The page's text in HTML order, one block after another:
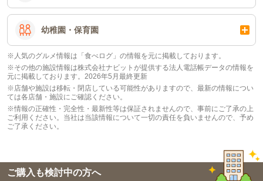
幼稚園・保育園
※人気のグルメ情報は「食べログ」の情報を元に掲載しております。
※その他の施設情報は株式会社ナビットが提供する法人電話帳データの情報を
元に掲載しております。2026年5月最終更新
※店舗や施設は移転・閉店している可能性がありますので、最新の情報につい
ては各店舗・施設にご確認ください。
※情報の正確性・完全性・最新性等は保証されませんので、事前にご了承の上
ご利用ください。当社は当該情報について一切の責任を負いませんので、予め
ご了承ください。
ご購入も検討中の方へ